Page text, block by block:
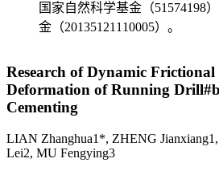
国家自然科学基金（51574198
金（20135121110005）。
Research of Dynamic
Deformation of Running
Cementing
LIAN Zhanghua1*, ZHENG
Lei2, MU Fengying3